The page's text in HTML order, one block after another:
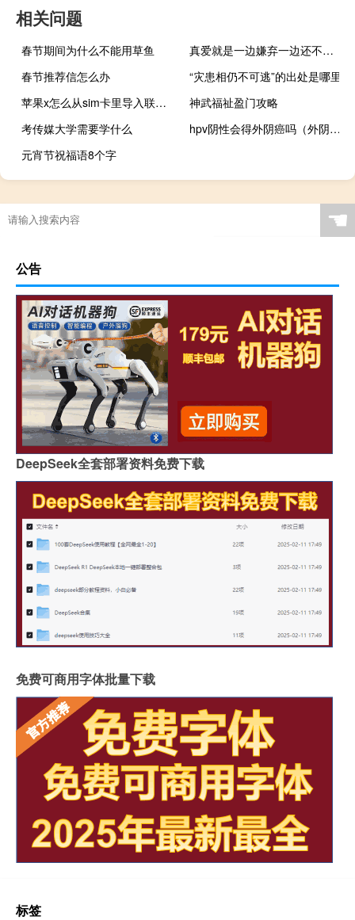
相关问题
春节期间为什么不能用草鱼
真爱就是一边嫌弃一边还不离不弃（真爱就这么难）
春节推荐信怎么办
“灾患相仍不可逃”的出处是哪里
苹果x怎么从sim卡里导入联系人（苹果x怎么导入卡里的联系人）
神武福祉盈门攻略
考传媒大学需要学什么
hpv阴性会得外阴癌吗（外阴癌有什么症状）
元宵节祝福语8个字
☚
公告
DeepSeek全套部署资料免费下载
免费可商用字体批量下载
标签